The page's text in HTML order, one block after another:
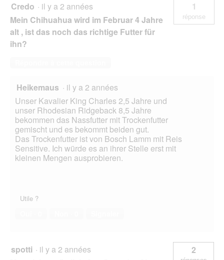
Credo · il y a 2 années
Mein Chihuahua wird im Februar 4 Jahre
alt , ist das noch das richtige Futter für
ihn?
1
réponse
Heikemaus · il y a 2 années
Unser Kavalier King Charles 2,5 Jahre und
unser Rhodesian Ridgeback 8,5 Jahre
bekommen das Nassfutter mit Trockenfutter
gemischt und es bekommt beiden gut.
Das Trockenfutter ist von Bosch Lamm mit Reis
Sensitive. Ich würde es an ihrer Stelle erst mit
kleinen Mengen ausprobieren.
Utile ?
spotti · il y a 2 années
2